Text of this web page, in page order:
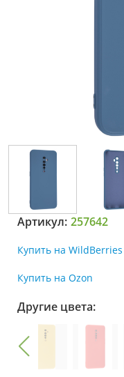
Артикул: 257642
Купить на WildBerries
Купить на Ozon
Другие цвета: